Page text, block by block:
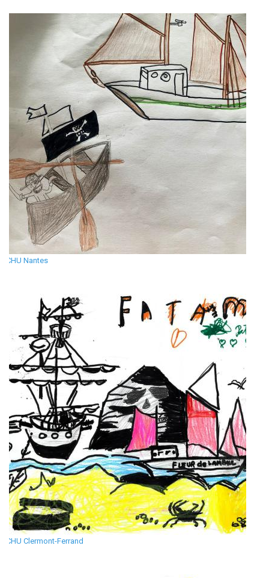
CHU Nantes
CHU Clermont-Ferrand